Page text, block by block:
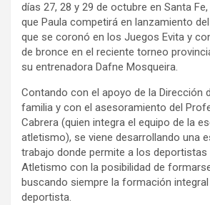
días 27, 28 y 29 de octubre en Santa
que Paula competirá en lanzamiento
que se coronó en los Juegos Evita y
de bronce en el reciente torneo
su entrenadora Dafne Mosqueira.
Contando con el apoyo de la Dirección
familia y con el asesoramiento del
Cabrera (quien integra el equipo de la
atletismo), se viene desarrollando una
trabajo donde permite a los deportistas
Atletismo con la posibilidad de
buscando siempre la formación
deportista.